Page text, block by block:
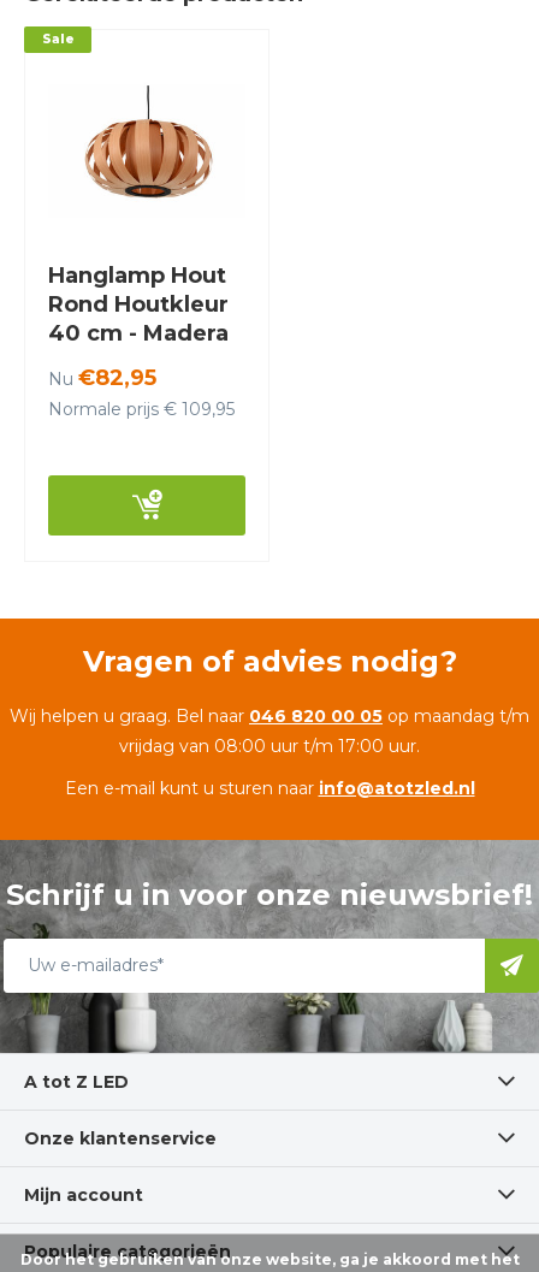
Hanglamp Hout
Rond Houtkleur
40 cm - Madera
Sale
Nu €82,95
Normale prijs € 109,95
Vragen of advies nodig?
Wij helpen u graag. Bel naar 046 820 00 05 op maandag t/m
vrijdag van 08:00 uur t/m 17:00 uur.
Een e-mail kunt u sturen naar info@atotzled.nl
Schrijf u in voor onze nieuwsbrief!
A tot Z LED
Onze klantenservice
Mijn account
Populaire categorieën
Door het gebruiken van onze website, ga je akkoord met het